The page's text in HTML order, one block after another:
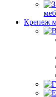
Крепеж